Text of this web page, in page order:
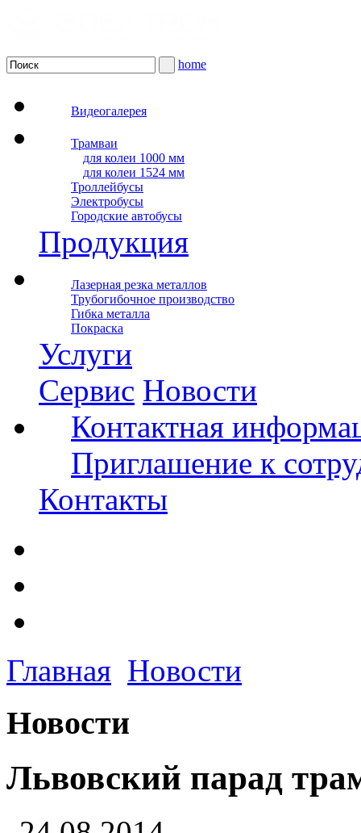
home
Видеогалерея
Трамваи
для колеи 1000 мм
для колеи 1524 мм
Троллейбусы
Электробусы
Городские автобусы
Продукция
Лазерная резка металлов
Трубогибочное производство
Гибка металла
Покраска
Услуги
Сервис Новости
Контактная
Приглашение к
Контакты
Главная Новости
Новости
Львовский парад